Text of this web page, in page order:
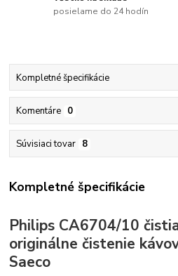
posielame do 24 hodín
Kompletné špecifikácie
Komentáre 0
Súvisiaci tovar 8
Kompletné špecifikácie
Philips CA6704/10
originálne čistenie
Saeco